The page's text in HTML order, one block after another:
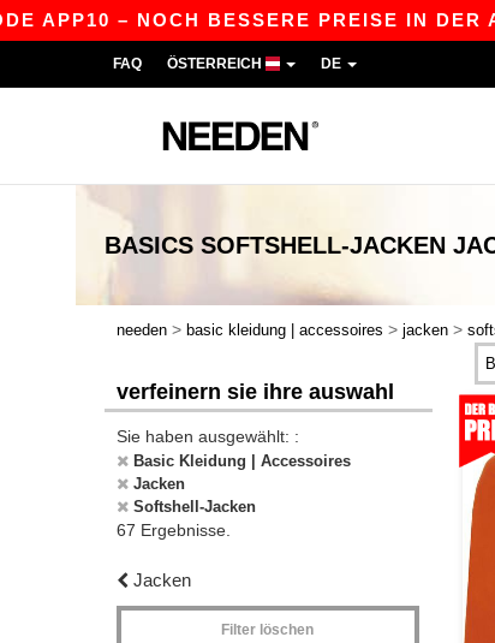
NOCH BESSERE PREISE IN DER APP!|
FAQ ÖSTERREICH DE
BASICS SOFTSHELL-JACKEN
needen > basic kleidung | accessoires > jacken >
verfeinern sie ihre auswahl
Sie haben ausgewählt: :
Basic Kleidung | Accessoires
Jacken
Softshell-Jacken
67 Ergebnisse.
Jacken
Filter löschen